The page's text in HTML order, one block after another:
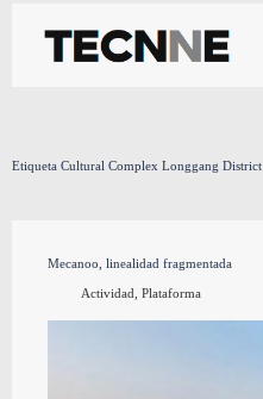
contenido
Etiqueta Cultural Complex Longgang District
Mecanoo, linealidad fragmentada
Actividad Plataforma